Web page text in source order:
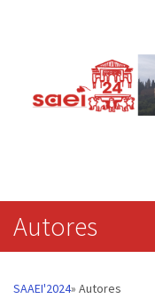
Autores
SAAEI'2024 Autores